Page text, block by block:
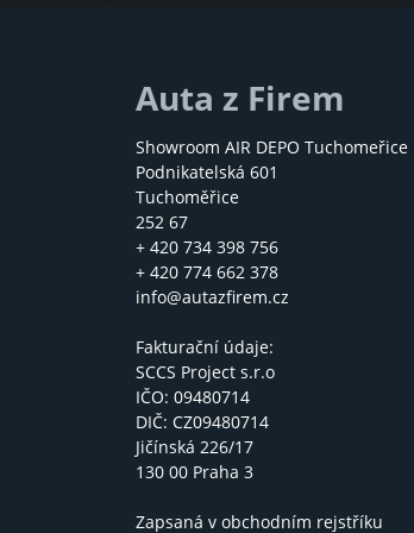
Auta z Firem
Showroom AIR DEPO Tuchomeřice
Podnikatelská 601
Tuchoměřice
252 67
+ 420 734 398 756
+ 420 774 662 378
info@autazfirem.cz
Fakturační údaje:
SCCS Project s.r.o
IČO: 09480714
DIČ: CZ09480714
Jičínská 226/17
130 00 Praha 3
Zapsaná v obchodním rejstříku